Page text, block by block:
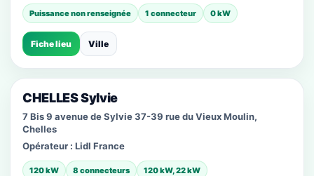
Puissance non renseignée 1 connecteur 0 kW
Fiche lieu Ville
CHELLES Sylvie
7 Bis 9 avenue de Sylvie 37-39 rue du Vieux Moulin,
Chelles
Opérateur : Lidl France
120 kW 8 connecteurs 120 kW, 22 kW